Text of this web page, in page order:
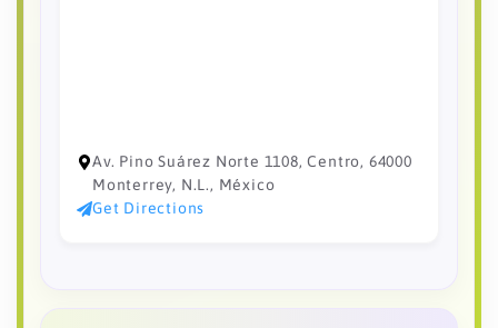
Av. Pino Suárez Norte 1108, Centro, 64000
Monterrey, N.L., México
Get Directions